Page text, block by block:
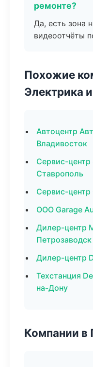
ремонте?
Да, есть зона
видеоотчёты
Похожие
Электрика
Автоцентр
Владивосток
Сервис-
Ставрополь
Сервис-центр
ООО Garage
Дилер-центр
Петрозаводск
Дилер-центр
Техстанция
на-Дону
Компании в